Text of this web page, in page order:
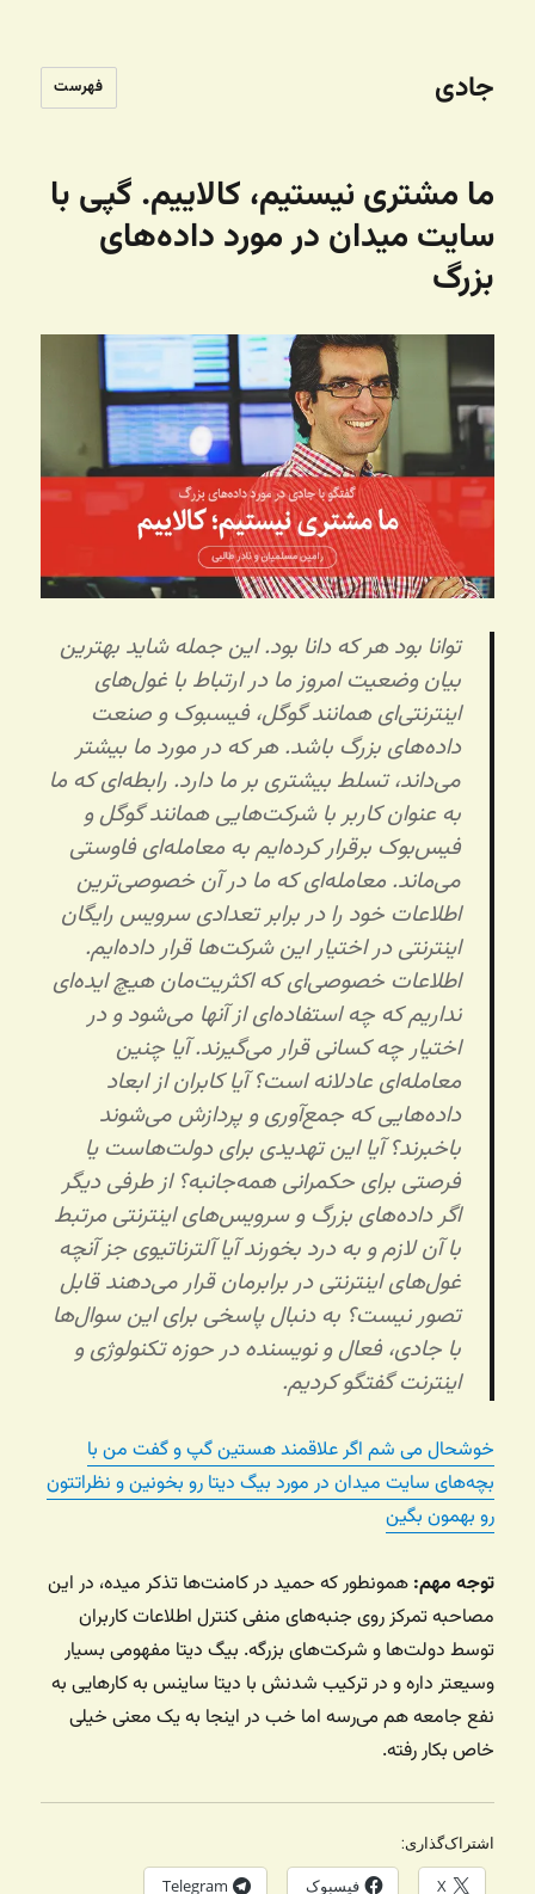
جادی فهرست
ما مشتری نیستیم، کالاییم. گپی با
سایت میدان در مورد داده‌های
بزرگ
توانا بود هر که دانا بود. این جمله شاید بهترین
بیان وضعیت امروز ما در ارتباط با غول‌های
اینترنتی‌ای همانند گوگل، فیسبوک و صنعت
داده‌های بزرگ باشد. هر که در مورد ما بیشتر
می‌داند، تسلط بیشتری بر ما دارد. رابطه‌ای که ما
به عنوان کاربر با شرکت‌هایی همانند گوگل و
فیس‌بوک برقرار کرده‌ایم به معامله‌ای فاوستی
می‌ماند. معامله‌ای که ما در آن خصوصی‌ترین
اطلاعات خود را در برابر تعدادی سرویس رایگان
اینترنتی در اختیار این شرکت‌ها قرار داده‌ایم.
اطلاعات خصوصی‌ای که اکثریت‌مان هیچ ایده‌ای
نداریم که چه استفاده‌ای از آنها می‌شود و در
اختیار چه کسانی قرار می‌گیرند. آیا چنین
معامله‌ای عادلانه است؟ آیا کابران از ابعاد
داده‌هایی که جمع‌آوری و پردازش می‌شوند
باخبرند؟ آیا این تهدیدی برای دولت‌هاست یا
فرصتی برای حکمرانی همه‌جانبه؟ از طرفی دیگر
اگر داده‌های بزرگ و سرویس‌های اینترنتی مرتبط
با آن لازم و به درد بخورند آیا آلترناتیوی جز آنچه
غول‌های اینترنتی در برابرمان قرار می‌دهند قابل
تصور نیست؟ به دنبال پاسخی برای این سوال‌ها
با جادی، فعال و نویسنده در حوزه تکنولوژی و
اینترنت گفتگو کردیم.
خوشحال می شم اگر علاقمند هستین گپ و گفت من با
بچه‌های سایت میدان در مورد بیگ دیتا رو بخونین و نظراتتون
رو بهمون بگین
توجه مهم: همونطور که حمید در کامنت‌ها تذکر میده، در این
مصاحبه تمرکز روی جنبه‌های منفی کنترل اطلاعات کاربران
توسط دولت‌ها و شرکت‌های بزرگه. بیگ دیتا مفهومی بسیار
وسیعتر داره و در ترکیب شدنش با دیتا ساینس به کارهایی به
نفع جامعه هم می‌رسه اما خب در اینجا به یک معنی خیلی
خاص بکار رفته.
اشتراک‌گذاری:
X فیسبوک Telegram